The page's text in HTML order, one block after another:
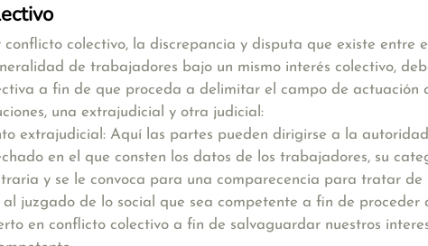
conflicto colectivo, la discrepancia y disputa que existe entre
de trabajadores bajo un mismo interés colectivo,
a fin de que proceda a delimitar el campo de
una extrajudicial y otra judicial:
extrajudicial: Aquí las partes pueden dirigirse a la
en el que consten los datos de los trabajadores, su
y se le convoca para una comparecencia para tratar
al juzgado de lo social que sea competente a fin de
en conflicto colectivo a fin de salvaguardar nuestros